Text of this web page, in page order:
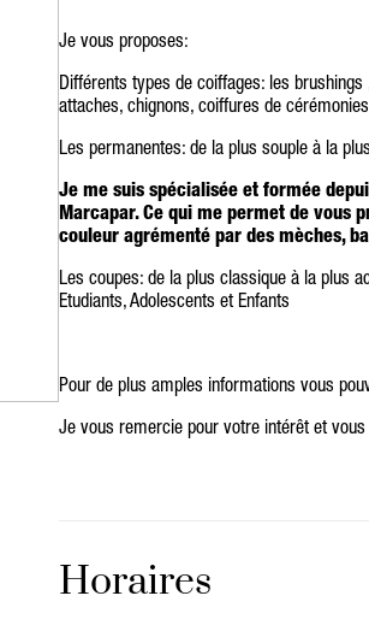
Je vous proposes:
Différents types de coiffages: les
attaches, chignons, coiffures de
Les permanentes: de la plus souple à la
Je me suis spécialisée et formée
Marcapar. Ce qui me permet de vous
couleur agrémenté par des mèches,
Les coupes: de la plus classique à la plus
Etudiants, Adolescents et Enfants
Pour de plus amples informations vous
Je vous remercie pour votre intérêt et
Horaires